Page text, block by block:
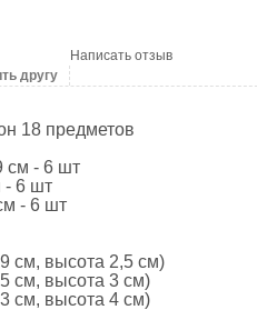
другу
Написать отзыв
18 предметов
см - 6 шт
- 6 шт
- 6 шт
см, высота 2,5 см)
см, высота 3 см)
см, высота 4 см)